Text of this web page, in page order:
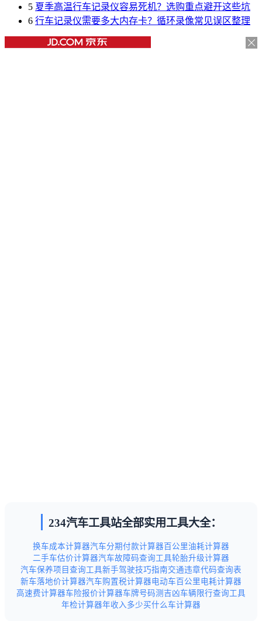
5 夏季高温行车记录仪容易死机？选购重点避开这些坑
6 行车记录仪需要多大内存卡？循环录像常见误区整理
234汽车工具站全部实用工具大全：
换车成本计算器汽车分期付款计算器百公里油耗计算器
二手车估价计算器汽车故障码查询工具轮胎升级计算器
汽车保养项目查询工具新手驾驶技巧指南交通违章代码查询表
新车落地价计算器汽车购置税计算器电动车百公里电耗计算器
高速费计算器车险报价计算器车牌号码测吉凶车辆限行查询工具
年检计算器年收入多少买什么车计算器